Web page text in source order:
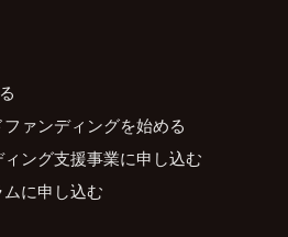
ァンディングを始める
ング支援事業に申し込む
に申し込む